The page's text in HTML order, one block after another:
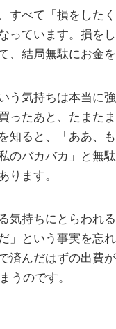
すべて「損をした
っています。損を
、結局無駄にお金を
う気持ちは本当に
ったあと、たまた
知ると、「ああ、
のバカバカ」と無
ります。
気持ちにとらわれ
」という事実を忘
済んだはずの出費が
うのです。